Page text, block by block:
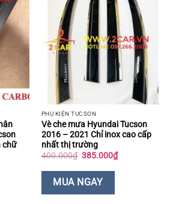
chữ
PHỤ KIỆN TUCSON
Vè che mưa Hyundai Tucson
2016 – 2021 Chỉ inox cao cấp
nhất thị trường
400.000₫ Giá
là:
400.000₫.
385.000₫Giá
hiện
MUA NGAY